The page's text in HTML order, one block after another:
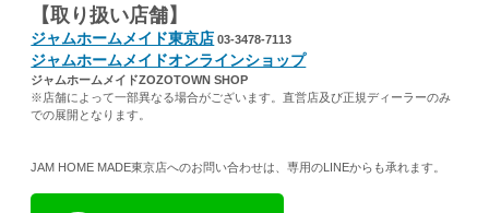
【取り扱い店舗】
ジャムホームメイド東京店 03-3478-7113
ジャムホームメイドオンラインショップ
ジャムホームメイドZOZOTOWN SHOP
※店舗によって一部異なる場合がございます。直営店及び正規ディーラーのみ
での展開となります。
JAM HOME MADE東京店へのお問い合わせは、専用のLINEからも承れます。